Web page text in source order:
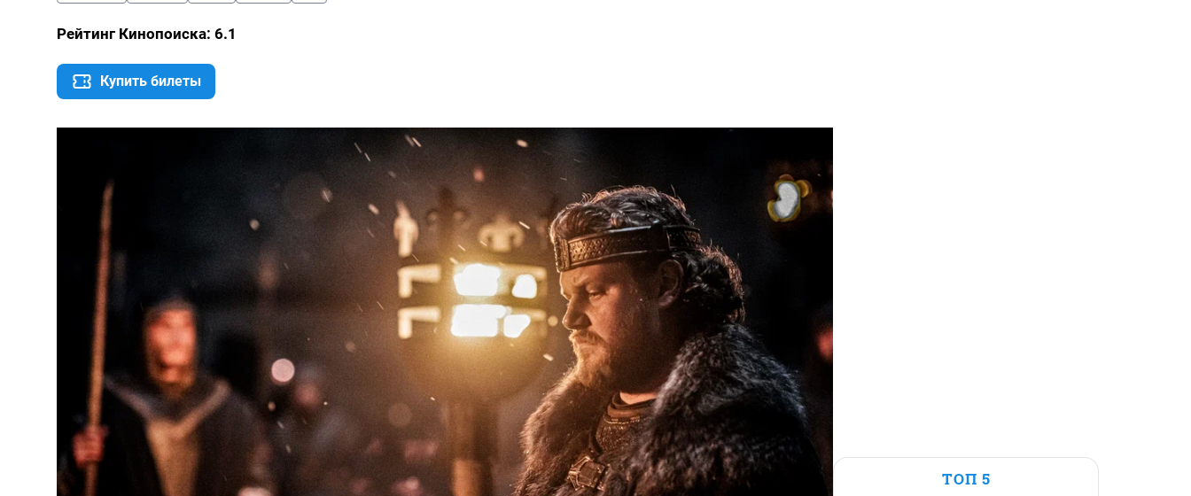
Рейтинг Кинопоиска: 6.1
Купить билеты
ТОП 5